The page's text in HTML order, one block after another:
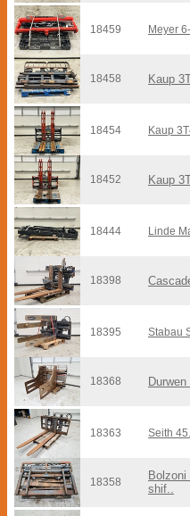
18459 Meyer
18458 Kaup
18454 Kaup
18452 Kaup
18444 Linde
18398
18395 Stabau
18368
18363 Seith
18358
Bolzoni
shif..